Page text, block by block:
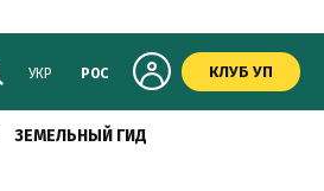
УКР РОС КЛУБ УП
ЗЕМЕЛЬНЫЙ ГИД